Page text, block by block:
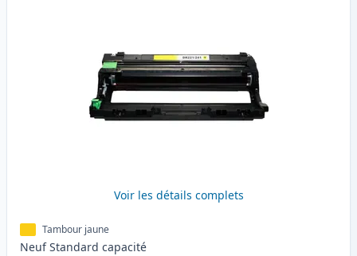
Voir les détails complets
Tambour jaune
Neuf Standard capacité